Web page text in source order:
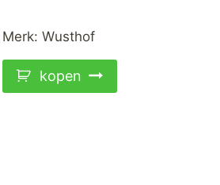
Merk: Wusthof
kopen